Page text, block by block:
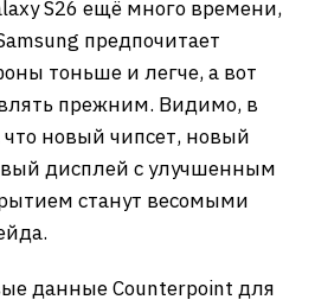
S26 ещё много времени,
предпочитает
тоньше и легче, а вот
прежним. Видимо, в
новый чипсет, новый
дисплей с улучшенным
станут весомыми
данные Counterpoint для